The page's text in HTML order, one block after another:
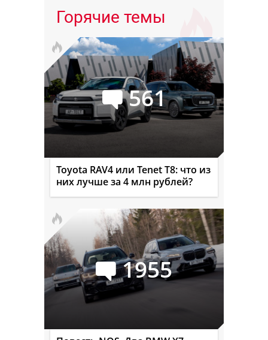
Горячие темы
561
Toyota RAV4 или Tenet T8: что из
них лучше за 4 млн рублей?
1955